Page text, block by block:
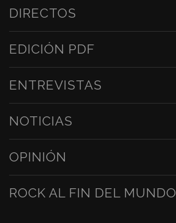
DIRECTOS
EDICIÓN PDF
ENTREVISTAS
NOTICIAS
OPINIÓN
ROCK AL FIN DEL MUNDO